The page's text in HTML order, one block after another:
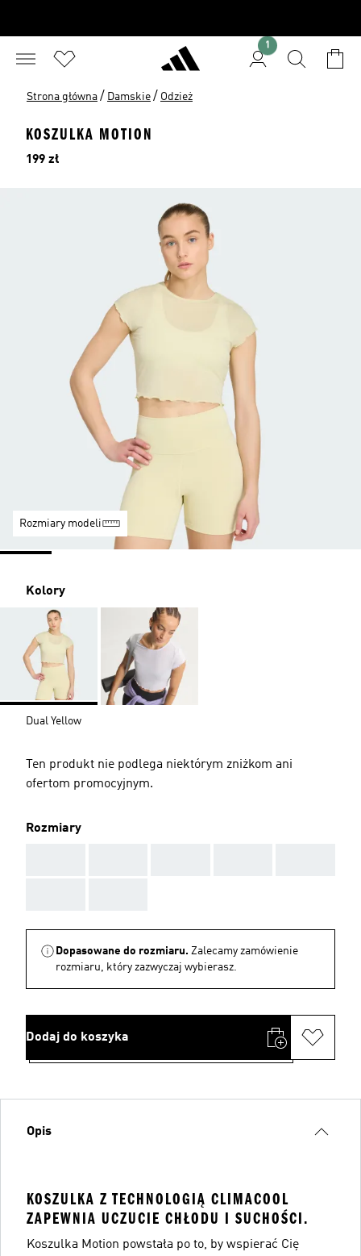
1
Strona główna / Damskie / Odzież
KOSZULKA MOTION
Cena
199 zł
Rozmiary modeli
Kolory
Dual Yellow
Ten produkt nie podlega niektórym zniżkom ani
ofertom promocyjnym.
Rozmiary
Dopasowane do rozmiaru. Zalecamy zamówienie
rozmiaru, który zazwyczaj wybierasz.
Dodaj do koszyka
Opis
KOSZULKA Z TECHNOLOGIĄ CLIMACOOL
ZAPEWNIA UCZUCIE CHŁODU I SUCHOŚCI.
Koszulka Motion powstała po to, by wspierać Cię